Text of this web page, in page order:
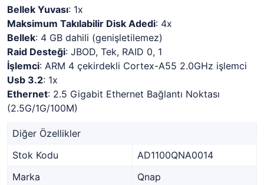
Bellek Yuvası: 1x
Maksimum Takılabilir Disk Adedi: 4x
Bellek: 4 GB dahili (genişletilemez)
Raid Desteği: JBOD, Tek, RAID 0, 1
İşlemci: ARM 4 çekirdekli Cortex-A55 2.0GHz işlemci
Usb 3.2: 1x
Ethernet: 2.5 Gigabit Ethernet Bağlantı Noktası
(2.5G/1G/100M)
Diğer Özellikler
Stok Kodu
AD1100QNA0014
Marka
Qnap